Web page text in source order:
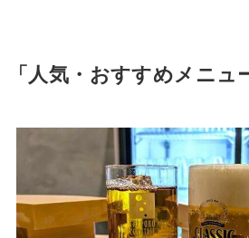
「人気・おすすめメニュ